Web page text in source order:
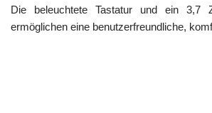
Die beleuchtete Tastatur und ein 3,7
ermöglichen eine benutzerfreundliche,